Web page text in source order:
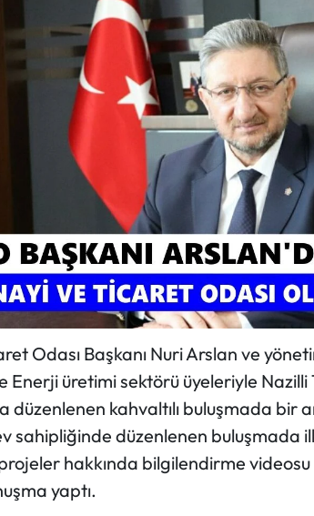
Odası Başkanı Nuri Arslan ve
Enerji üretimi sektörü üyeleriyle
düzenlenen kahvaltılı buluşmada bir
sahipliğinde düzenlenen buluşmada
hakkında bilgilendirme
yaptı.